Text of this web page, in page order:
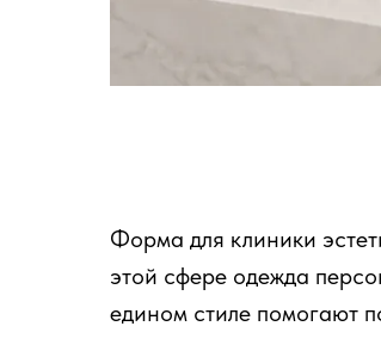
Форма для клиники
этой сфере одежда
едином стиле помогают